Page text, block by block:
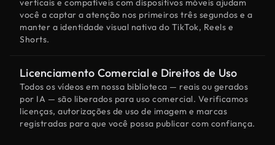
verticais e compatíveis com dispositivos móveis ajudam
você a captar a atenção nos primeiros três segundos e a
manter a identidade visual nativa do TikTok, Reels e
Shorts.
Licenciamento Comercial e Direitos de Uso
Todos os vídeos em nossa biblioteca — reais ou gerados
por IA — são liberados para uso comercial. Verificamos
licenças, autorizações de uso de imagem e marcas
registradas para que você possa publicar com confiança.